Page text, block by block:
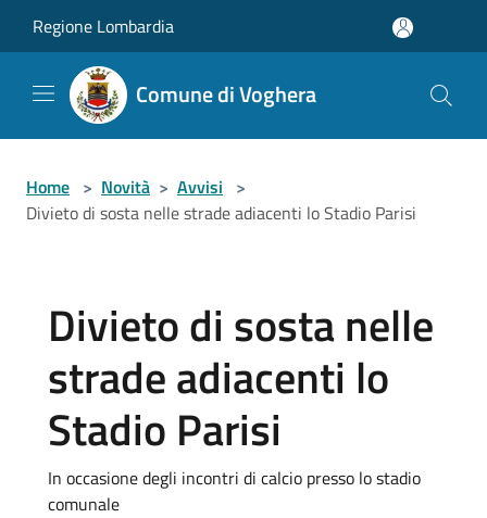
Regione Lombardia
Comune di Voghera
Home > Novità > Avvisi >
Divieto di sosta nelle strade adiacenti lo Stadio Parisi
Divieto di sosta nelle
strade adiacenti lo
Stadio Parisi
In occasione degli incontri di calcio presso lo stadio
comunale